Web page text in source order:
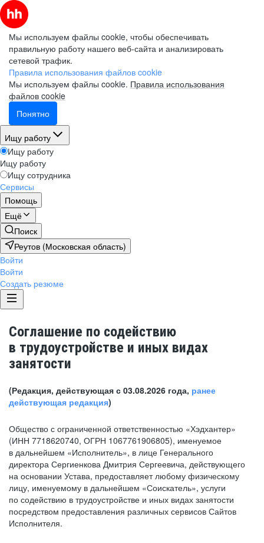
Мы используем файлы cookie, чтобы обеспечивать
правильную работу нашего веб-сайта и анализировать
сетевой трафик.
Правила использования файлов cookie
Мы используем файлы cookie. Правила использования
файлов cookie
Понятно
Ищу работу
Ищу работу
Ищу работу
Ищу сотрудника
Сервисы
Помощь
Ещё
Поиск
Реутов (Московская область)
Войти
Войти
Создать резюме
Соглашение по содействию
в трудоустройстве и иных видах
занятости
(Редакция, действующая с 03.08.2026 года, ранее
действующая редакция)
Общество с ограниченной ответственностью «Хэдхантер»
(ИНН 7718620740, ОГРН 1067761906805), именуемое
в дальнейшем «Исполнитель», в лице Генерального
директора Сергиенкова Дмитрия Сергеевича, действующего
на основании Устава, предоставляет любому физическому
лицу, именуемому в дальнейшем «Соискатель», услуги
по содействию в трудоустройстве и иных видах занятости
посредством предоставления различных сервисов Сайтов
Исполнителя.